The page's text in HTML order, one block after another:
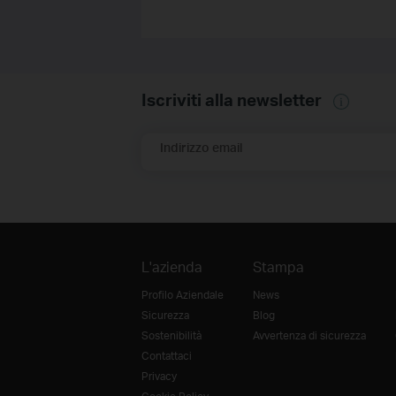
Iscriviti alla newsletter
Indirizzo email
L'azienda
Profilo Aziendale
Sicurezza
Sostenibilità
Contattaci
Privacy
Stampa
News
Blog
Avvertenza di sicurezza